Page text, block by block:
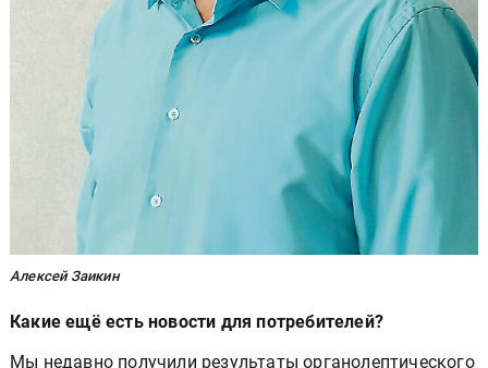
Алексей Заикин
Какие ещё есть новости для потребителей?
Мы недавно получили результаты органолептического